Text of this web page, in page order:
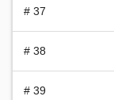
# 37
# 38
# 39